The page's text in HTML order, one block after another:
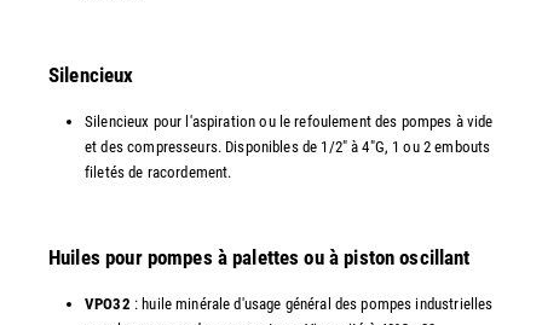
Silencieux
Silencieux pour l'aspiration ou le refoulement des pompes à vide
et des compresseurs. Disponibles de 1/2" à 4"G, 1 ou 2 embouts
filetés de racordement.
Huiles pour pompes à palettes ou à piston oscillant
VPO32 : huile minérale d'usage général des pompes industrielles